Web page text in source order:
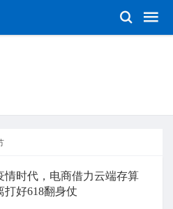
情时代，电商借力云端存算
打好618翻身仗